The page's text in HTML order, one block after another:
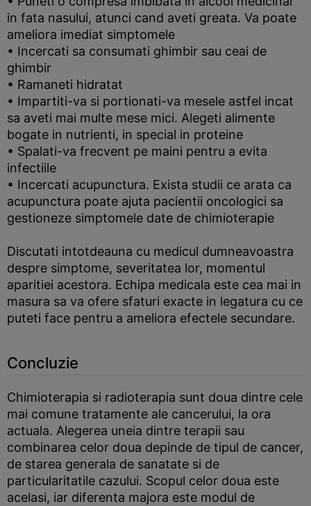
in fata nasului, atunci cand aveti greata. Va poate
ameliora imediat simptomele
• Incercati sa consumati ghimbir sau ceai de
ghimbir
• Ramaneti hidratat
• Impartiti-va si portionati-va mesele astfel incat
sa aveti mai multe mese mici. Alegeti alimente
bogate in nutrienti, in special in proteine
• Spalati-va frecvent pe maini pentru a evita
infectiile
• Incercati acupunctura. Exista studii ce arata ca
acupunctura poate ajuta pacientii oncologici sa
gestioneze simptomele date de chimioterapie
Discutati intotdeauna cu medicul dumneavoastra
despre simptome, severitatea lor, momentul
aparitiei acestora. Echipa medicala este cea mai in
masura sa va ofere sfaturi exacte in legatura cu ce
puteti face pentru a ameliora efectele secundare.
Concluzie
Chimioterapia si radioterapia sunt doua dintre cele
mai comune tratamente ale cancerului, la ora
actuala. Alegerea uneia dintre terapii sau
combinarea celor doua depinde de tipul de cancer,
de starea generala de sanatate si de
particularitatile cazului. Scopul celor doua este
acelasi, iar diferenta majora este modul de